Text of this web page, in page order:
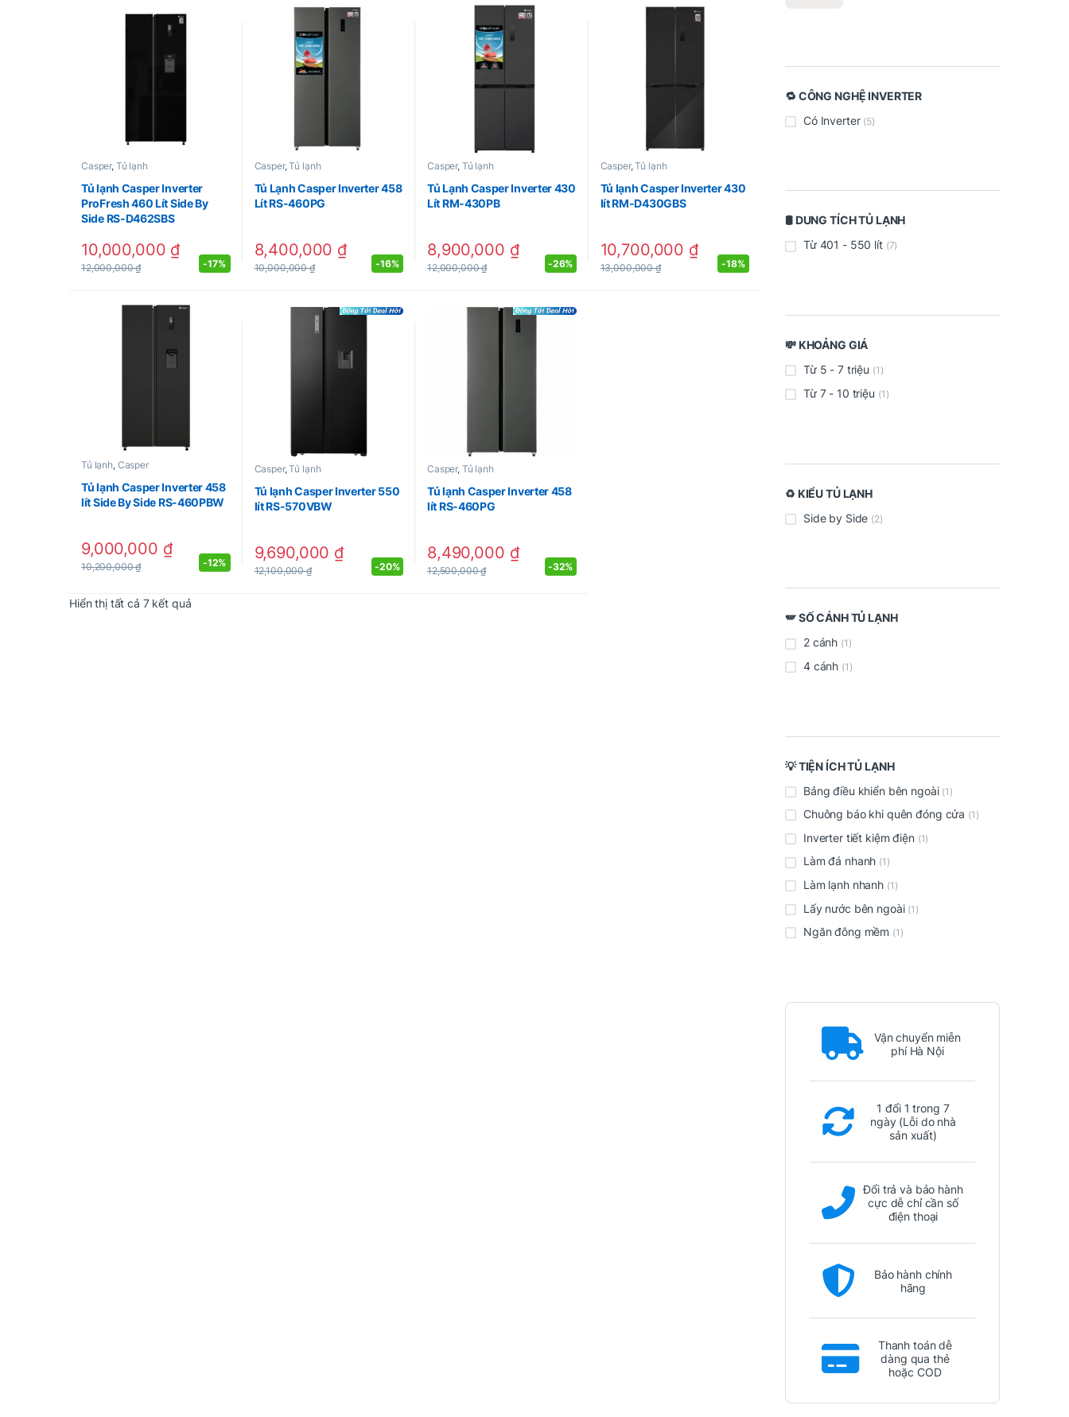
Casper, Tủ lạnh
Tủ lạnh Casper Inverter
ProFresh 460 Lít Side By
Side RS-D462SBS
10,000,000 ₫
12,000,000₫ -17%
Casper,Tủ lạnh
Tủ Lạnh Casper Inverter 458
Lít RS-460PG
8,400,000 ₫
10,000,000₫ -16%
Casper, Tủ lạnh
Tủ Lạnh Casper Inverter 430
Lít RM-430PB
8,900,000 ₫
12,000,000₫ -26%
Casper,Tủ lạnh
Tủ lạnh Casper Inverter 430
lít RM-D430GBS
10,700,000 ₫
13,000,000₫ -18%
Tủ lạnh, Casper
Tủ lạnh Casper Inverter 458
lít Side By Side RS-460PBW
9,000,000 ₫
10,200,000₫ -12%
Casper,Tủ lạnh
Tủ lạnh Casper Inverter 550
lít RS-570VBW
9,690,000 ₫
12,100,000₫ -20%
Casper, Tủ lạnh
Tủ lạnh Casper Inverter 458
lít RS-460PG
8,490,000 ₫
12,500,000₫ -32%
Hiển thị tất cả 7 kết quảĐược sắp xếp theo mới nhất
🔁 CÔNG NGHỆ INVERTER
Có Inverter (5)
🛢️ DUNG TÍCH TỦ LẠNH
Từ 401 - 550 lít (7)
💸 KHOẢNG GIÁ
Từ 5 - 7 triệu (1)
Từ 7 - 10 triệu (1)
♻️ KIỂU TỦ LẠNH
Side by Side (2)
🪽 SỐ CÁNH TỦ LẠNH
2 cánh (1)
4 cánh (1)
💡 TIỆN ÍCH TỦ LẠNH
Bảng điều khiển bên ngoài (1)
Chuông báo khi quên đóng cửa (1)
Inverter tiết kiệm điện (1)
Làm đá nhanh (1)
Làm lạnh nhanh (1)
Lấy nước bên ngoài (1)
Ngăn đông mềm (1)
Vận chuyển miễn
phí Hà Nội
1 đổi 1 trong 7
ngày (Lỗi do nhà
sản xuất)
Đổi trả và bảo hành
cực dễ chỉ cần số
điện thoại
Bảo hành chính
hãng
Thanh toán dễ
dàng qua thẻ
hoặc COD